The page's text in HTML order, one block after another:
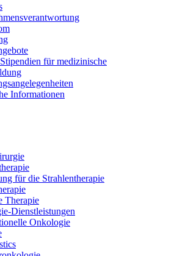
für medizinische
Informationen
für die Strahlentherapie
Therapie
Dienstleistungen
Onkologie